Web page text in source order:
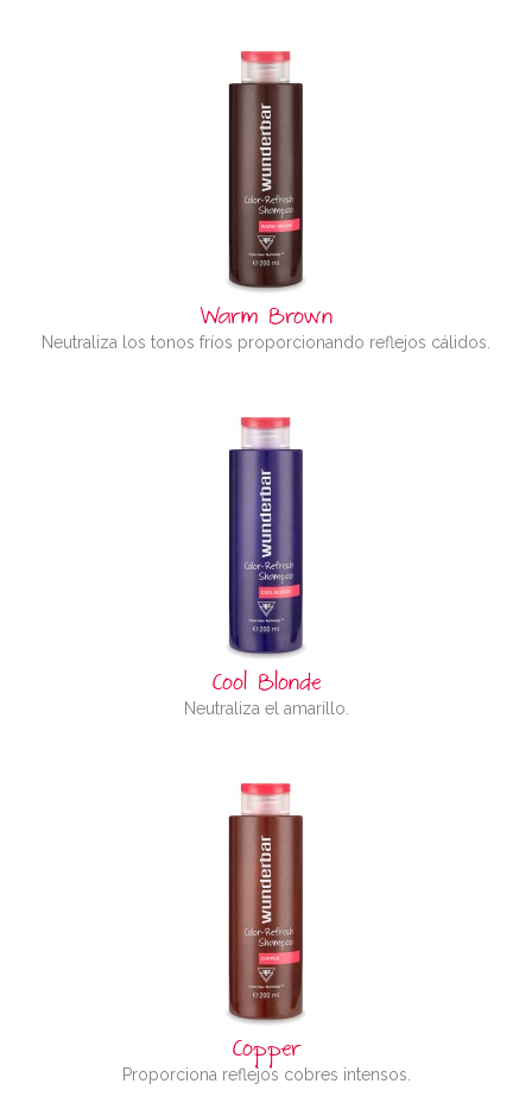
Warm Brown
Neutraliza los tonos fríos proporcionando reflejos cálidos.
Cool Blonde
Neutraliza el amarillo.
Copper
Proporciona reflejos cobres intensos.